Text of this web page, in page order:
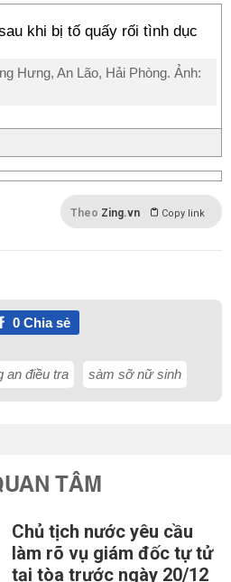
Hưng, An Lão, Hải Phòng. Ảnh:
Theo Zing.vn Copy link
0Chia sẻ
an điều tra sàm sỡ nữ sinh
TÂM
Chủ tịch nước yêu cầu
làm rõ vụ giám đốc tự tử
tại tòa trước ngày 20/12